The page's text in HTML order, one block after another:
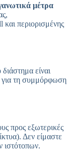
μέτρα
περιορισμένης
είναι
για τη συμμόρφωση
προς εξωτερικές
Δεν είμαστε
ιστότοπων.